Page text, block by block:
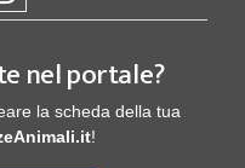
nel portale?
la scheda della tua
!